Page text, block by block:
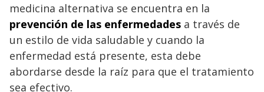
medicina alternativa se encuentra en la
prevención de las enfermedades a través de
un estilo de vida saludable y cuando la
enfermedad está presente, esta debe
abordarse desde la raíz para que el tratamiento
sea efectivo.